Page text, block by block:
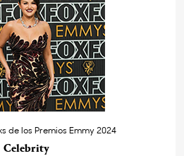
de los Premios Emmy 2024
Celebrity